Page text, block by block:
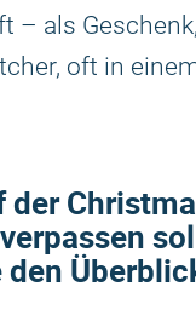
– als
oft in
der
den